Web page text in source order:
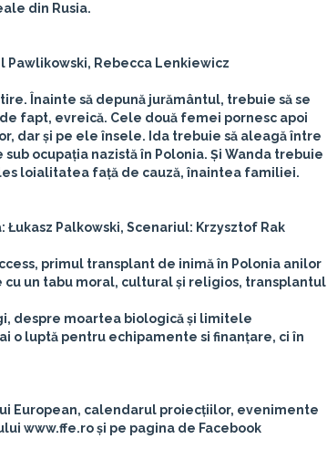
din Rusia.
Pawlikowski, Rebecca Lenkiewicz
Înainte să depună jurământul, trebuie să se
fapt, evreică. Cele două femei pornesc apoi
dar și pe ele însele. Ida trebuie să aleagă între
ocupația nazistă în Polonia. Și Wanda trebuie
loialitatea față de cauză, înaintea familiei.
Łukasz Palkowski, Scenariul: Krzysztof Rak
primul transplant de inimă în Polonia anilor
cu un tabu moral, cultural și religios, transplantul
despre moartea biologică și limitele
o luptă pentru echipamente si finanțare, ci în
European, calendarul proiecțiilor, evenimente
www.ffe.ro și pe pagina de Facebook